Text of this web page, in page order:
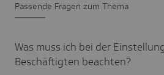
Passende Fragen zum Thema
Was muss ich bei der
Beschäftigten beachten?